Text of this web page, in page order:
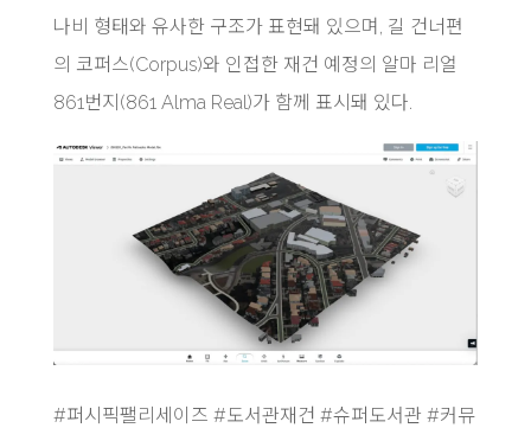
나비 형태와 유사한 구조가 표현돼 있으며, 길 건너편
의 코퍼스(Corpus)와 인접한 재건 예정의 알마 리얼
861번지(861 Alma Real)가 함께 표시돼 있다.
#퍼시픽팰리세이즈 #도서관재건 #슈퍼도서관 #커뮤